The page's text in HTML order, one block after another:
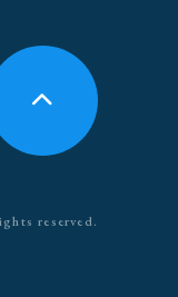
reserved.